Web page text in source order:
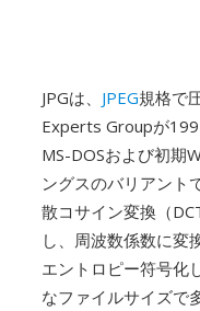
JPGは、 JPEG規格で
Experts Groupが
MS-DOSおよび初期
ングスのバリアント
散コサイン変換（
し、周波数係数に変
エントロピー符号化
なファイルサイズで